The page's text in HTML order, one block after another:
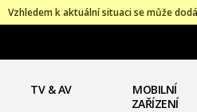
Vzhledem k aktuální situaci se může
TV & AV
MOBILNÍ
ZAŘÍZENÍ